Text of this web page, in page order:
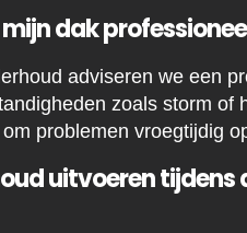
dak
adviseren we een
zoals storm
problemen vroegtijdig
uitvoeren